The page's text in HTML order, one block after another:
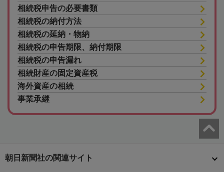
相続税申告の必要書類
相続税の納付方法
相続税の延納・物納
相続税の申告期限、納付期限
相続税の申告漏れ
相続財産の固定資産税
海外資産の相続
事業承継
朝日新聞社の関連サイト